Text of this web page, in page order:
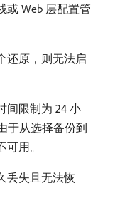
或 Web 层配置管
还原，则无法启
间限制为 24 小
于从选择备份到
用。
丢失且无法恢